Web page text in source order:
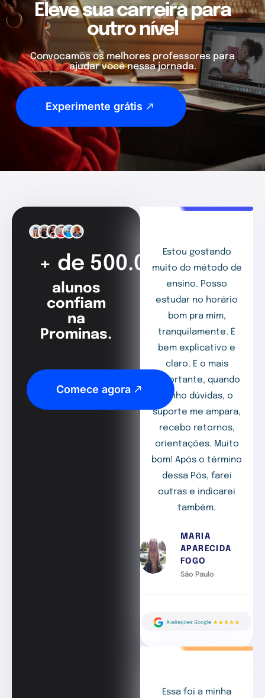
Eleve sua carreira para
outro nível
Convocamos os melhores professores para
ajudar você nessa jornada.
Experimente grátis
+ de 500.000
alunos
confiam
na
Prominas.
Comece agora
Estou gostando
muito do método de
ensino. Posso
estudar no horário
bom pra mim,
tranquilamente. É
bem explicativo e
claro. E o mais
importante, quando
tenho dúvidas, o
suporte me ampara,
recebo retornos,
orientações. Muito
bom! Após o término
dessa Pós, farei
outras e indicarei
também.
MARIA
APARECIDA
FOGO
São Paulo
Essa foi a minha